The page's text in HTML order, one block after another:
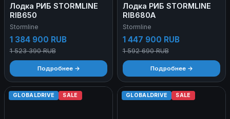
Лодка РИБ STORMLINE
RIB650
Stormline
1 384 900 RUB
1 523 390 RUB
Подробнее →
Лодка РИБ STORMLINE
RIB680A
Stormline
1 447 900 RUB
1 592 690 RUB
Подробнее →
GLOBALDRIVE SALE GLOBALDRIVE SALE